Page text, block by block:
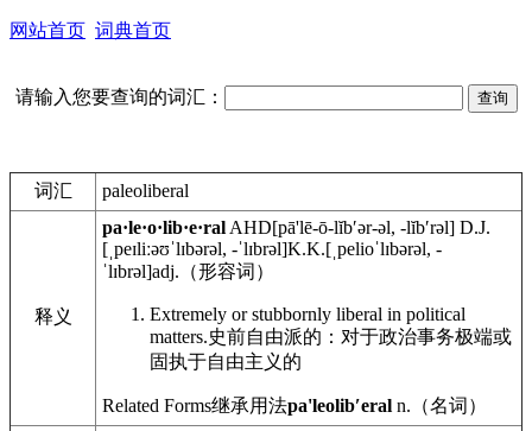
网站首页 词典首页
请输入您要查询的词汇：
词汇 paleoliberal
释义
pa·le·o·lib·e·ral AHD[pā'lē-ō-lĭbʹər-əl, -lĭbʹrəl] D.J.
[ˌpeɪliːəʊˈlɪbərəl, -ˈlɪbrəl]K.K.[ˌpelioˈlɪbərəl, -
ˈlɪbrəl]adj. （形容词）
Extremely or stubbornly liberal in political
matters.史前自由派的：对于政治事务极端或
固执于自由主义的
Related Forms继承用法pa'leolibʹeral n. （名词）